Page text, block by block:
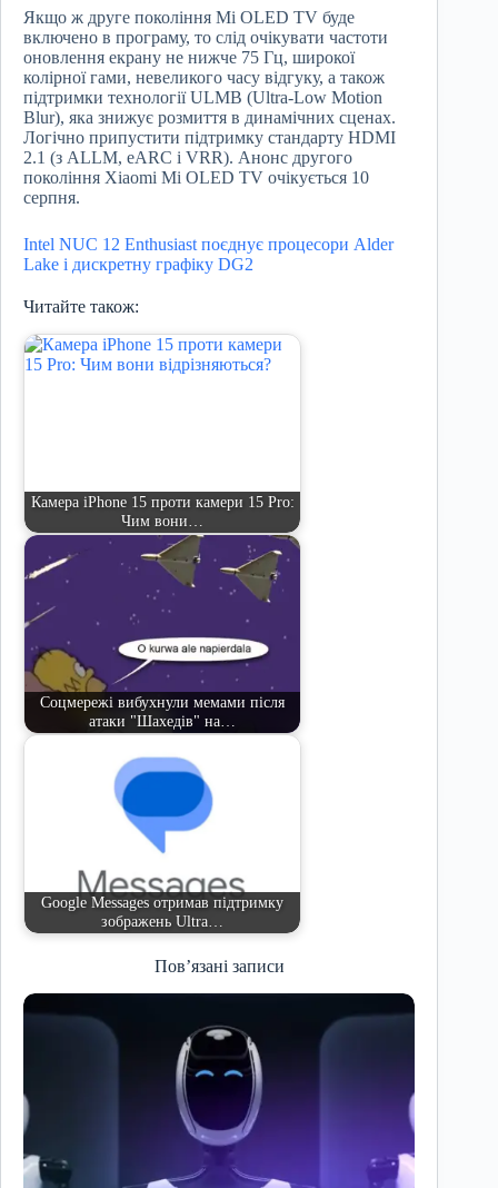
Якщо ж друге покоління Mi OLED TV буде
включено в програму, то слід очікувати частоти
оновлення екрану не нижче 75 Гц, широкої
колірної гами, невеликого часу відгуку, а також
підтримки технології ULMB (Ultra-Low Motion
Blur), яка знижує розмиття в динамічних сценах.
Логічно припустити підтримку стандарту HDMI
2.1 (з ALLM, eARC і VRR). Анонс другого
покоління Xiaomi Mi OLED TV очікується 10
серпня.
Intel NUC 12 Enthusiast поєднує процесори Alder
Lake і дискретну графіку DG2
Читайте також:
Камера iPhone 15 проти камери 15 Pro:
Чим вони…
Соцмережі вибухнули мемами після
атаки "Шахедів" на…
Google Messages отримав підтримку
зображень Ultra…
Пов’язані записи